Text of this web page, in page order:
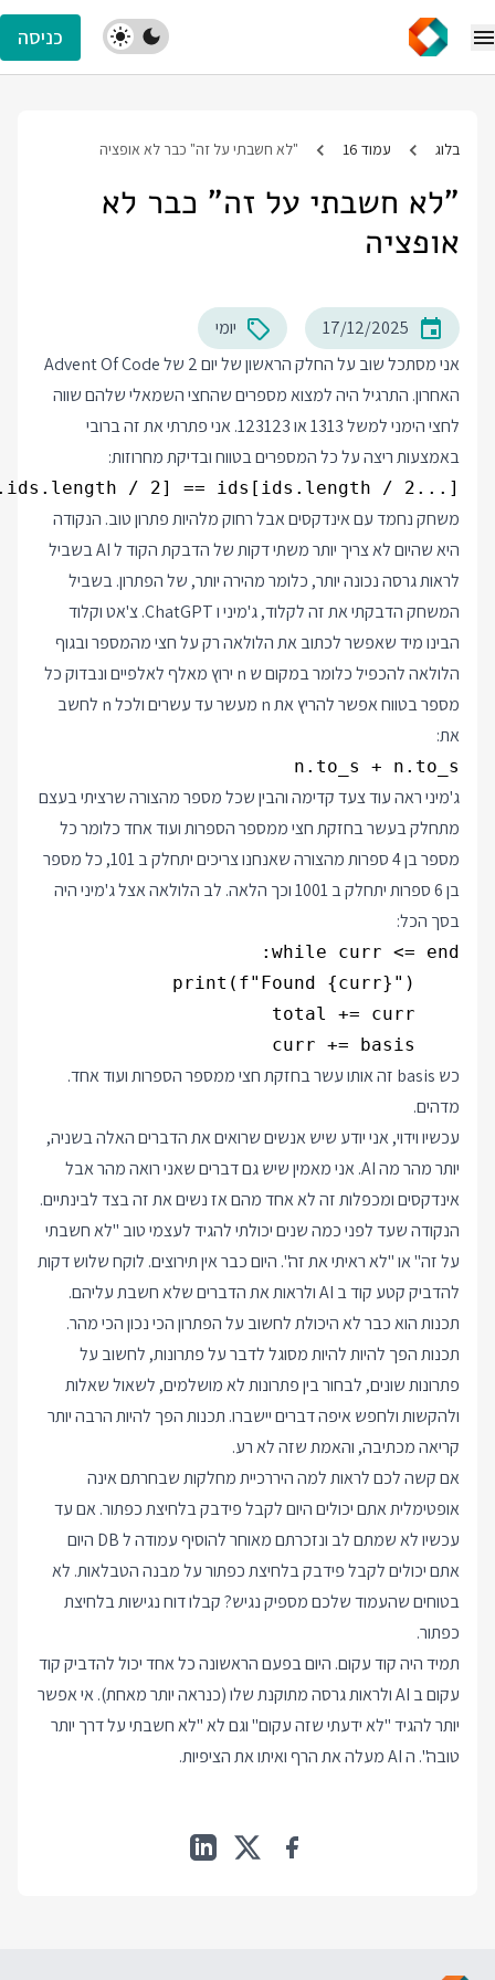
כניסה
בלוג עמוד 16 "לא חשבתי על זה" כבר לא אופציה
"לא חשבתי על זה" כבר לא
אופציה
17/12/2025
יומי
אני מסתכל שוב על החלק הראשון של יום 2 של Advent Of Code
האחרון. התרגיל היה למצוא מספרים שהחצי השמאלי שלהם שווה
לחצי הימני למשל 1313 או 123123. אני פתרתי את זה ברובי
באמצעות ריצה על כל המספרים בטווח ובדיקת מחרוזות:
/ 2] == ids[ids.length / 2...]
משחק נחמד עם אינדקסים אבל רחוק מלהיות פתרון טוב. הנקודה
היא שהיום לא צריך יותר משתי דקות של הדבקת הקוד ל AI בשביל
לראות גרסה נכונה יותר, כלומר מהירה יותר, של הפתרון. בשביל
המשחק הדבקתי את זה לקלוד, ג'מיני ו ChatGPT. צ'אט וקלוד
הבינו מיד שאפשר לכתוב את הלולאה רק על חצי מהמספר ובגוף
הלולאה להכפיל כלומר במקום ש n ירוץ מאלף לאלפיים ונבדוק כל
מספר בטווח אפשר להריץ את n מעשר עד עשרים ולכל n לחשב
את:
n.to_s + n.to_s
ג'מיני ראה עוד צעד קדימה והבין שכל מספר מהצורה שרציתי בעצם
מתחלק בעשר בחזקת חצי ממספר הספרות ועוד אחד כלומר כל
מספר בן 4 ספרות מהצורה שאנחנו צריכים יתחלק ב 101, כל מספר
בן 6 ספרות יתחלק ב 1001 וכך הלאה. לב הלולאה אצל ג'מיני היה
בסך הכל:
כש basis זה אותו עשר בחזקת חצי ממספר הספרות ועוד אחד.
מדהים.
עכשיו וידוי, אני יודע שיש אנשים שרואים את הדברים האלה בשניה,
יותר מהר מה AI. אני מאמין שיש גם דברים שאני רואה מהר אבל
אינדקסים ומכפלות זה לא אחד מהם אז נשים את זה בצד לבינתיים.
הנקודה שעד לפני כמה שנים יכולתי להגיד לעצמי טוב "לא חשבתי
על זה" או "לא ראיתי את זה". היום כבר אין תירוצים. לוקח שלוש דקות
להדביק קטע קוד ב AI ולראות את הדברים שלא חשבת עליהם.
תכנות הוא כבר לא היכולת לחשוב על הפתרון הכי נכון הכי מהר.
תכנות הפך להיות להיות מסוגל לדבר על פתרונות, לחשוב על
פתרונות שונים, לבחור בין פתרונות לא מושלמים, לשאול שאלות
ולהקשות ולחפש איפה דברים יישברו. תכנות הפך להיות הרבה יותר
קריאה מכתיבה, והאמת שזה לא רע.
אם קשה לכם לראות למה היררכיית מחלקות שבחרתם אינה
אופטימלית אתם יכולים היום לקבל פידבק בלחיצת כפתור. אם עד
עכשיו לא שמתם לב ונזכרתם מאוחר להוסיף עמודה ל DB היום
אתם יכולים לקבל פידבק בלחיצת כפתור על מבנה הטבלאות. לא
בטוחים שהעמוד שלכם מספיק נגיש? קבלו דוח נגישות בלחיצת
כפתור.
תמיד היה קוד עקום. היום בפעם הראשונה כל אחד יכול להדביק קוד
עקום ב AI ולראות גרסה מתוקנת שלו (כנראה יותר מאחת). אי אפשר
יותר להגיד "לא ידעתי שזה עקום" וגם לא "לא חשבתי על דרך יותר
טובה". ה AI מעלה את הרף ואיתו את הציפיות.